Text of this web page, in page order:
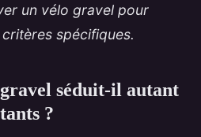
un vélo gravel pour
spécifiques.
séduit-il autant
?